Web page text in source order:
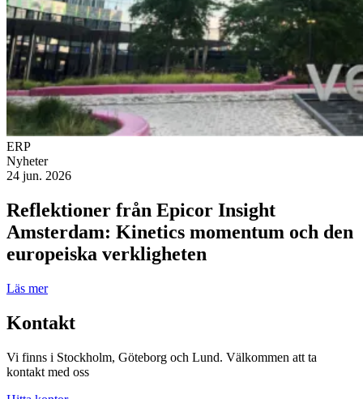
ERP
Nyheter
24 jun. 2026
Reflektioner från Epicor Insight
Amsterdam: Kinetics momentum och den
europeiska verkligheten
Läs mer
Kontakt
Vi finns i Stockholm, Göteborg och Lund. Välkommen att ta
kontakt med oss